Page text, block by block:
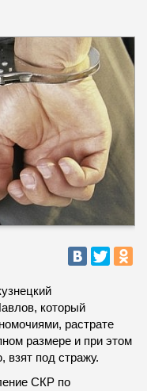
который
растрате
размере и при этом
взят под стражу.
СКР по